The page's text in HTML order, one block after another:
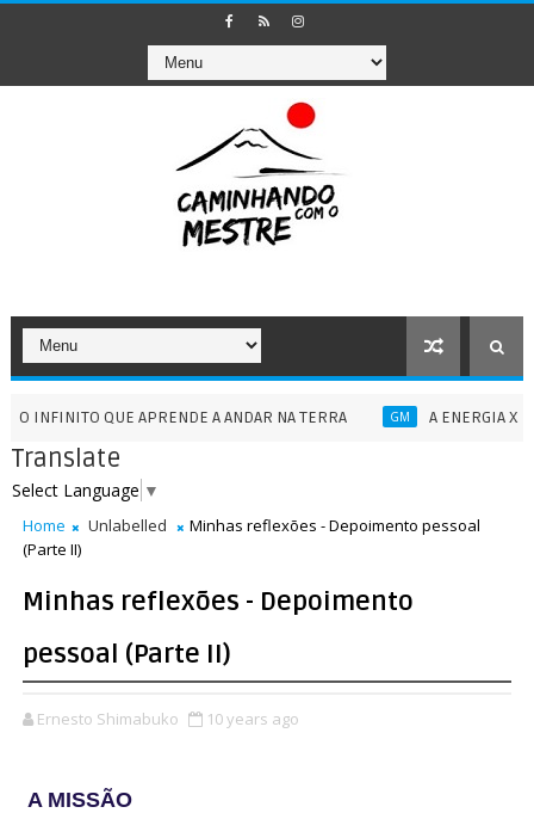
QUE APRENDE A ANDAR NA TERRA GM A ENERGIA XOPATIANA
Translate
Select Language ▼
Home Unlabelled
Minhas reflexões - Depoimento pessoal
(Parte II)
Minhas reflexões - Depoimento
pessoal (Parte II)
Ernesto Shimabuko 10 years ago
A MISSÃO